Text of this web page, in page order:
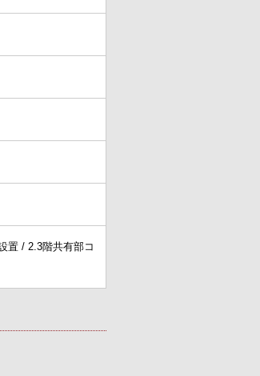
置 / 2.3階共有部コ